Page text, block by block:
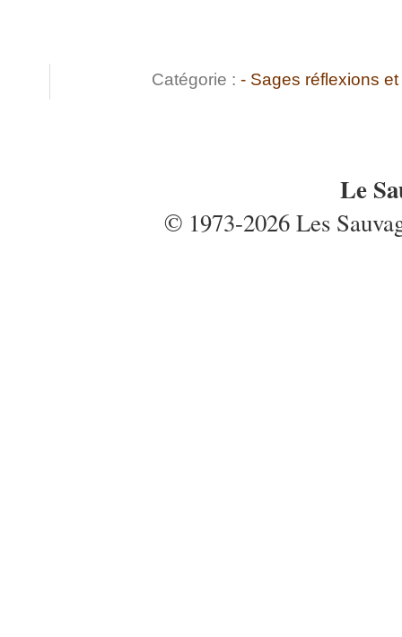
Catégorie : - Sages réflexions
Le
© 1973-2026 Les